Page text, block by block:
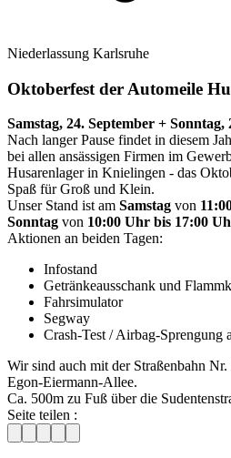
Niederlassung Karlsruhe
Oktoberfest der Automeile
Samstag, 24. September + Sonntag,
Nach langer Pause findet in diesem
bei allen ansässigen Firmen im
Husarenlager in Knielingen - das
Spaß für Groß und Klein.
Unser Stand ist am Samstag von
Sonntag von 10:00 Uhr bis 17:00
Aktionen an beiden Tagen:
Infostand
Getränkeausschank und
Fahrsimulator
Segway
Crash-Test / Airbag-Sprengung
Wir sind auch mit der Straßenbahn
Egon-Eiermann-Allee.
Ca. 500m zu Fuß über die
Seite teilen :